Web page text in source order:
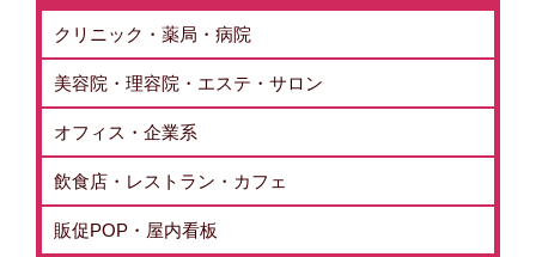
クリニック・薬局・病院
美容院・理容院・エステ・サロン
オフィス・企業系
飲食店・レストラン・カフェ
販促POP・屋内看板